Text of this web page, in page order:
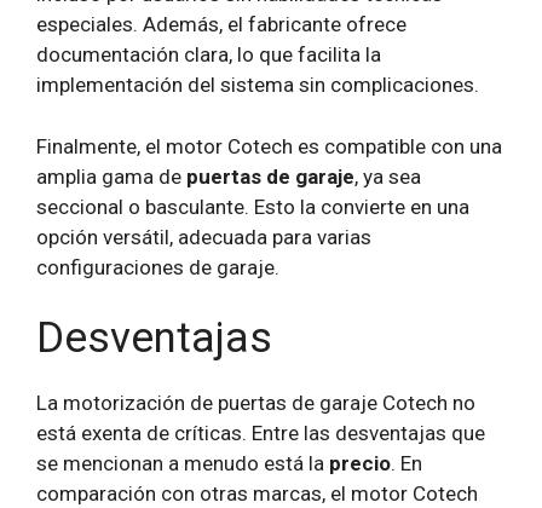
especiales. Además, el fabricante ofrece
documentación clara, lo que facilita la
implementación del sistema sin complicaciones.
Finalmente, el motor Cotech es compatible con una
amplia gama de puertas de garaje, ya sea
seccional o basculante. Esto la convierte en una
opción versátil, adecuada para varias
configuraciones de garaje.
Desventajas
La motorización de puertas de garaje Cotech no
está exenta de críticas. Entre las desventajas que
se mencionan a menudo está la precio. En
comparación con otras marcas, el motor Cotech